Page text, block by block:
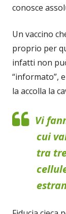
conosce
Un vaccino
proprio per
infatti non
“informato”,
la accolla la
Vi
cui
tra